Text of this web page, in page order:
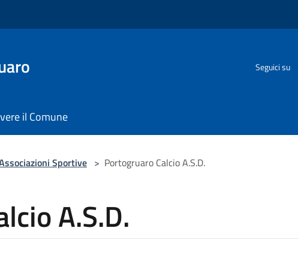
Seguici su
il Comune
Sportive > Portogruaro Calcio A.S.D.
A.S.D.